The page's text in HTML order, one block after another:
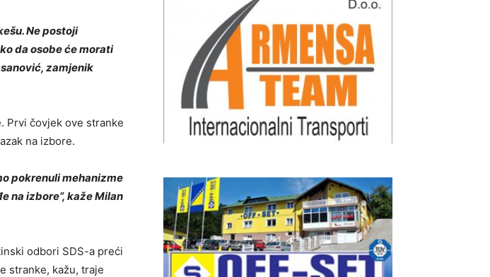
Ne postoji
da osobe će morati
zamjenik
Prvi čovjek ove stranke
na izbore.
pokrenuli mehanizme
na izbore”, kaže Milan
odbori SDS-a preći
stranke, kažu, traje